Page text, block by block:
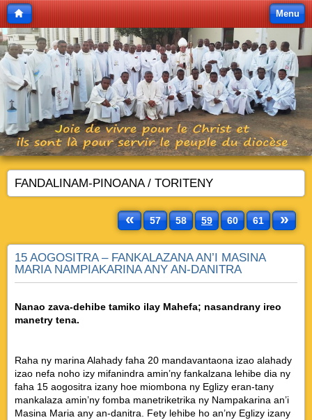
Menu
FANDALINAM-PINOANA / TORITENY
« 57 58 59 60 61 »
15 AOGOSITRA – FANKALAZANA AN’I MASINA
MARIA NAMPIAKARINA ANY AN-DANITRA
Nanao zava-dehibe tamiko ilay Mahefa; nasandrany ireo
manetry tena.
Raha ny marina Alahady faha 20 mandavantaona izao alahady
izao nefa noho izy mifanindra amin’ny fankalzana lehibe dia ny
faha 15 aogositra izany hoe miombona ny Eglizy eran-tany
mankalaza amin’ny fomba manetriketrika ny Nampakarina an’i
Masina Maria any an-danitra. Fety lehibe ho an’ny Eglizy izany